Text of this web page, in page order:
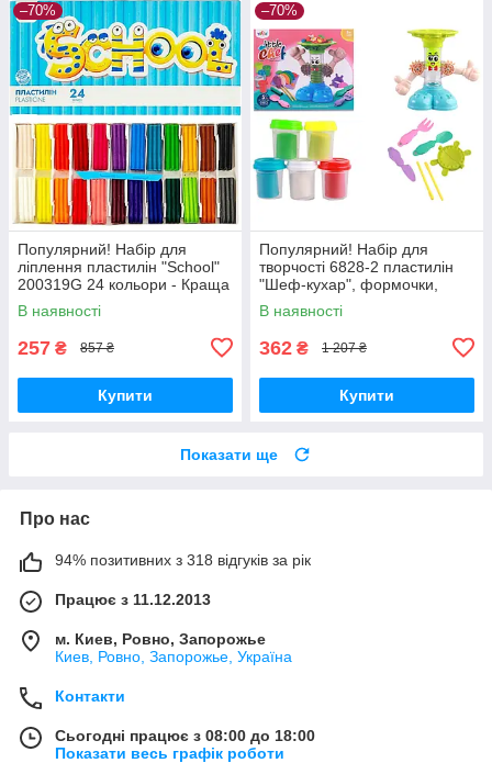
–70%
Популярний! Набір для
ліплення пластилін "School"
200319G 24 кольори - Краща
якість тільки на
Nukleon.com.ua
В наявності
257 ₴ 857 ₴
Купити
–70%
Популярний! Набір для
творчості 6828-2 пластилін
"Шеф-кухар", формочки,
аксесуари - Краща якість
тільки на Nukleon.com.ua
В наявності
362 ₴ 1 207 ₴
Купити
Показати ще
Про нас
94% позитивних з 318 відгуків за рік
Працює з 11.12.2013
м. Киев, Ровно, Запорожье
Киев, Ровно, Запорожье, Україна
Контакти
Сьогодні працює з 08:00 до 18:00
Показати весь графік роботи